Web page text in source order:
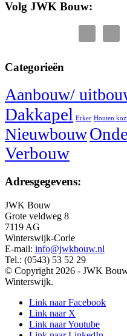
Volg JWK Bouw:
Categorieën
Aanbouw/
Dakkapel Erker Houten
Nieuwbouw
Verbouw
Adresgegevens:
JWK Bouw
Grote veldweg 8
7119 AG
Winterswijk-Corle
E-mail: info@jwkbouw.nl
Tel.: (0543) 53 52 29
© Copyright 2026 - JWK
Winterswijk.
Link naar Facebook
Link naar X
Link naar Youtube